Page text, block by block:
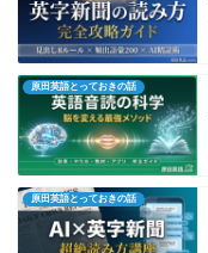
原田英語とっておきの話
原田英語とっておきの話